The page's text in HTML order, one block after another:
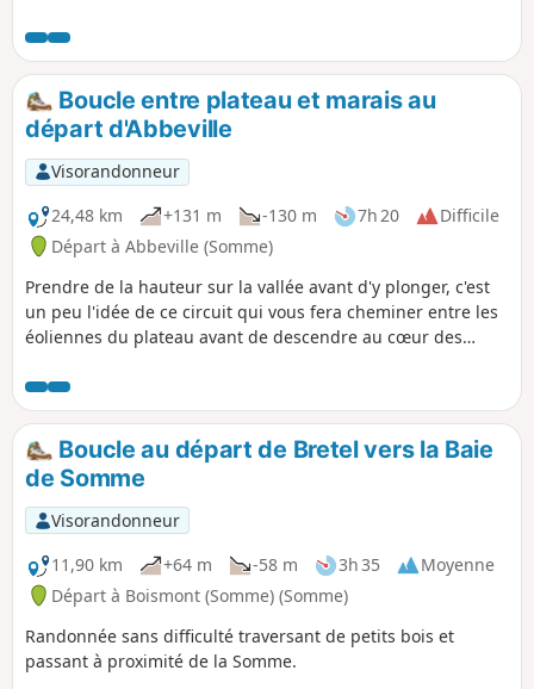
printemps (ou de toute autre saison pourvu que vous soyez
équipé en conséquence).
Boucle entre plateau et marais au
départ d'Abbeville
Visorandonneur
24,48 km
+131 m -130 m 7h 20
Difficile
Départ à Abbeville (Somme)
Prendre de la hauteur sur la vallée avant d'y plonger, c'est
un peu l'idée de ce circuit qui vous fera cheminer entre les
éoliennes du plateau avant de descendre au cœur des
parcours qui monte et qui descend, 2 fois !
Boucle au départ de Bretel vers la Baie
de Somme
Visorandonneur
11,90 km
+64 m -58 m 3h 35
Moyenne
Départ à Boismont (Somme) (Somme)
Randonnée sans difficulté traversant de petits bois et
passant à proximité de la Somme.